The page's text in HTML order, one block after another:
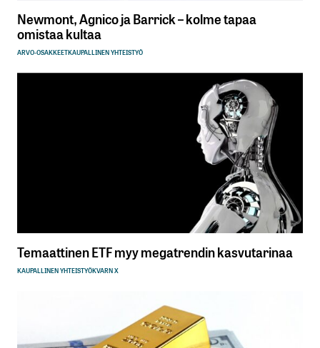
Newmont, Agnico ja Barrick – kolme tapaa
omistaa kultaa
ARVO-OSAKKEETKAUPALLINEN YHTEISTYÖ
Temaattinen ETF myy megatrendin kasvutarinaa
KAUPALLINEN YHTEISTYÖKVARN X